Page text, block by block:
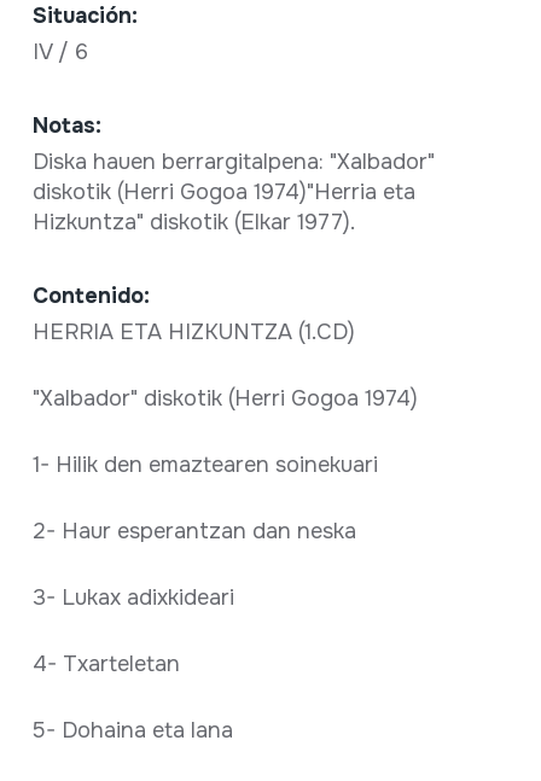
Situación:
IV / 6
Notas:
Diska hauen berrargitalpena: "Xalbador"
diskotik (Herri Gogoa 1974)"Herria eta
Hizkuntza" diskotik (Elkar 1977).
Contenido:
HERRIA ETA HIZKUNTZA (1.CD)
"Xalbador" diskotik (Herri Gogoa 1974)
1- Hilik den emaztearen soinekuari
2- Haur esperantzan dan neska
3- Lukax adixkideari
4- Txarteletan
5- Dohaina eta lana